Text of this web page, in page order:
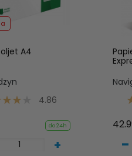
A4
4.86
do 24h
+ -